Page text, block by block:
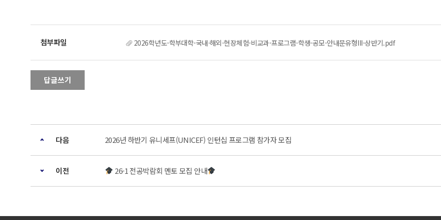
2026학년도-학부대학-국내·해외-현장체험-비교과-프로그램-학생-공모-안내문유형III-상반기.pdf
답글쓰기
다음 2026년 하반기 유니세프(UNICEF) 인턴십 프로그램 참가자 모집
이전 26-1 전공박람회 멘토 모집 안내